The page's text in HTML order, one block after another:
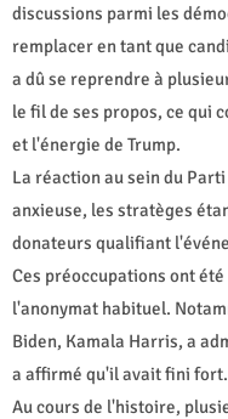
discussions parmi les
remplacer en tant que
a dû se reprendre à
le fil de ses propos, ce qui
et l'énergie de Trump.
La réaction au sein du
anxieuse, les stratèges
donateurs qualifiant
Ces préoccupations ont
l'anonymat habituel.
Biden, Kamala Harris, a
a affirmé qu'il avait fini fort.
Au cours de l'histoire,